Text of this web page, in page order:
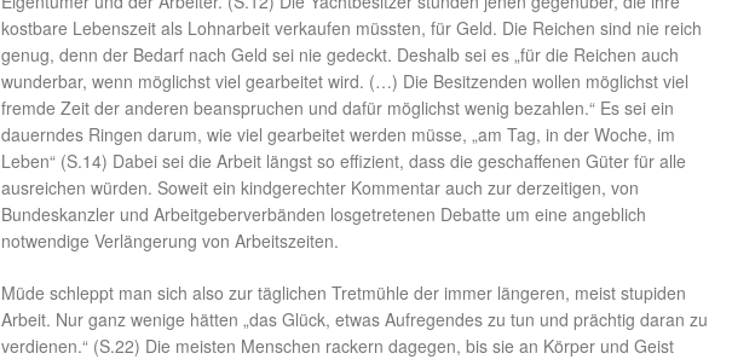
kostbare Lebenszeit als Lohnarbeit verkaufen müssten, für Geld. Die Reichen sind nie reich
genug, denn der Bedarf nach Geld sei nie gedeckt. Deshalb sei es „für die Reichen auch
wunderbar, wenn möglichst viel gearbeitet wird. (…) Die Besitzenden wollen möglichst viel
fremde Zeit der anderen beanspruchen und dafür möglichst wenig bezahlen.“ Es sei ein
dauerndes Ringen darum, wie viel gearbeitet werden müsse, „am Tag, in der Woche, im
Leben“ (S.14) Dabei sei die Arbeit längst so effizient, dass die geschaffenen Güter für alle
ausreichen würden. Soweit ein kindgerechter Kommentar auch zur derzeitigen, von
Bundeskanzler und Arbeitgeberverbänden losgetretenen Debatte um eine angeblich
notwendige Verlängerung von Arbeitszeiten.
Müde schleppt man sich also zur täglichen Tretmühle der immer längeren, meist stupiden
Arbeit. Nur ganz wenige hätten „das Glück, etwas Aufregendes zu tun und prächtig daran zu
verdienen.“ (S.22) Die meisten Menschen rackern dagegen, bis sie an Körper und Geist